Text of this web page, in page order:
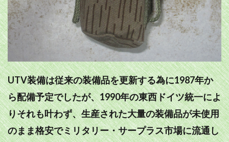
UTV装備は従来の装備品を更新する為に1987年か
ら配備予定でしたが、1990年の東西ドイツ統一によ
りそれも叶わず、生産された大量の装備品が未使用
のまま格安でミリタリー・サープラス市場に流通し